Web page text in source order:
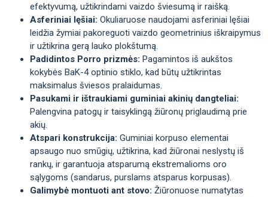
efektyvumą, užtikrindami vaizdo šviesumą ir raišką.
Asferiniai lęšiai: Okuliaruose naudojami asferiniai lęšiai
leidžia žymiai pakoreguoti vaizdo geometrinius iškraipymus
ir užtikrina gerą lauko plokštumą.
Padidintos Porro prizmės: Pagamintos iš aukštos
kokybės BaK-4 optinio stiklo, kad būtų užtikrintas
maksimalus šviesos pralaidumas.
Pasukami ir ištraukiami guminiai akinių dangteliai:
Palengvina patogų ir taisyklingą žiūronų priglaudimą prie
akių.
Atspari konstrukcija: Guminiai korpuso elementai
apsaugo nuo smūgių, užtikrina, kad žiūronai neslystų iš
rankų, ir garantuoja atsparumą ekstremalioms oro
sąlygoms (sandarus, purslams atsparus korpusas).
Galimybė montuoti ant stovo: Žiūronuose numatytas